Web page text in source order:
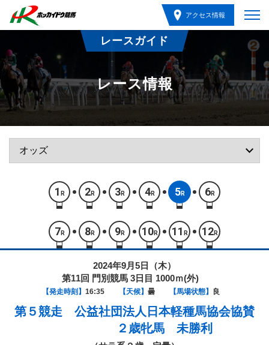
アクセス情報
レースガイド
レース情報
1 R 2R 3R 4R 5R 6R
7 R 8R 9R 10R 11 R 12R
2024年9月5日（木）
第11回 門別競馬 3日目 1000ｍ(外)
【発走時刻】 16:35 【天候】 曇 【馬場状態】 良
第５競走 公益社団法人日本軽種馬協会協賛
２歳牝馬 未勝利